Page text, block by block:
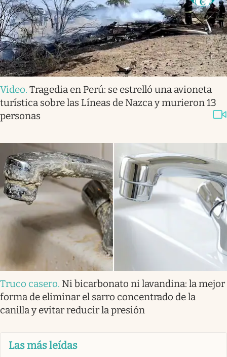
Video. Tragedia en Perú: se estrelló una avioneta
turística sobre las Líneas de Nazca y murieron 13
personas
Truco casero. Ni bicarbonato ni lavandina: la mejor
forma de eliminar el sarro concentrado de la
canilla y evitar reducir la presión
Las más leídas